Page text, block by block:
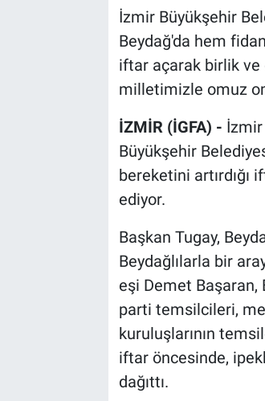
İzmir Büyükşehir
Beydağ'da hem
iftar açarak birlik ve
milletimizle omuz
İZMİR (İGFA) - İzmir
Büyükşehir
bereketini
ediyor.
Başkan Tugay,
Beydağlılarla bir
eşi Demet Başaran,
parti temsilcileri,
kuruluşlarının
iftar öncesinde,
dağıttı.